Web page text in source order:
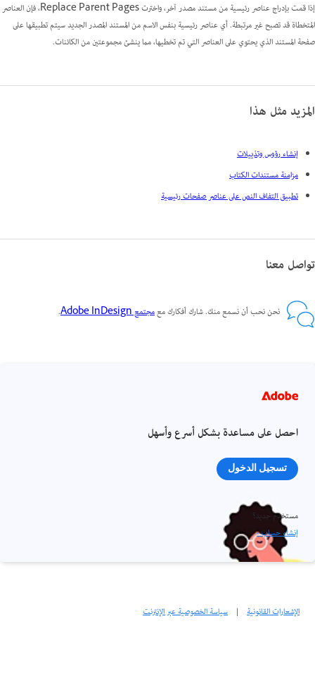
إذا قمت بإدراج عناصر رئيسية من مستند مصدر آخر، واخترت Replace Parent Pages، فإن العناصر
المتخطاة قد تصبح غير مرتبطة. أي عناصر رئيسية بنفس الاسم من المستند المصدر الجديد سيتم تطبيقها على
صفحة المستند الذي يحتوي على العناصر التي تم تخطيها، مما ينشئ مجموعتين من الكائنات.
المزيد مثل هذا
إنشاء رؤوس وتذييلات
مزامنة مستندات الكتاب
تطبيق التفاف النص على عناصر صفحات رئيسية
تواصل معنا
نحن نحب أن نسمع منك. شارك أفكارك معمجتمع Adobe InDesign .
احصل على مساعدة بشكل أسرع وأسهل
تسجيل الدخول
مستخدم جديد؟
إنشاء حساب ›
الإشعارات القانونية | سياسة الخصوصية عبر الإنترنت